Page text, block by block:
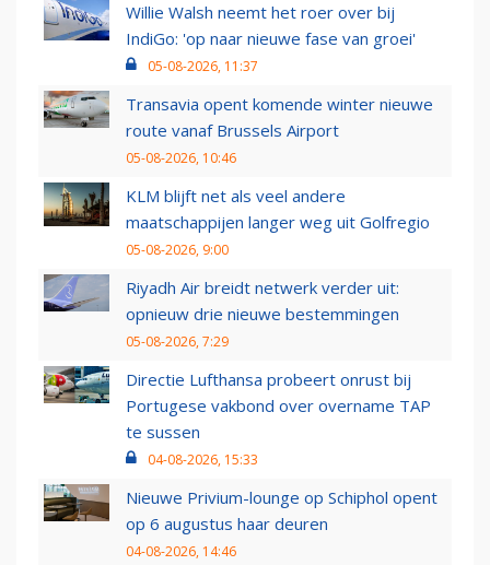
Willie Walsh neemt het roer over bij
IndiGo: 'op naar nieuwe fase van groei'
05-08-2026, 11:37
Transavia opent komende winter nieuwe
route vanaf Brussels Airport
05-08-2026, 10:46
KLM blijft net als veel andere
maatschappijen langer weg uit Golfregio
05-08-2026, 9:00
Riyadh Air breidt netwerk verder uit:
opnieuw drie nieuwe bestemmingen
05-08-2026, 7:29
Directie Lufthansa probeert onrust bij
Portugese vakbond over overname TAP
te sussen
04-08-2026, 15:33
Nieuwe Privium-lounge op Schiphol opent
op 6 augustus haar deuren
04-08-2026, 14:46